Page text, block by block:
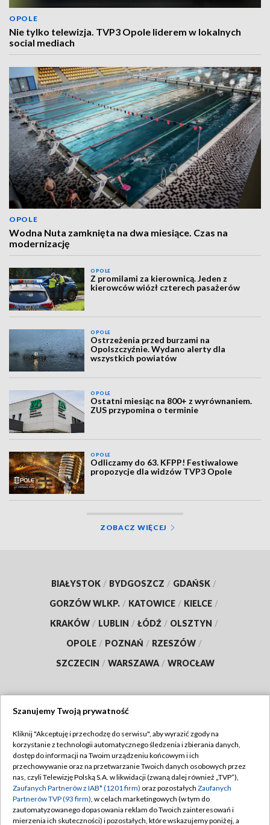
OPOLE
Nie tylko telewizja. TVP3 Opole liderem w lokalnych
social mediach
OPOLE
Wodna Nuta zamknięta na dwa miesiące. Czas na
modernizację
OPOLE
Z promilami za kierownicą. Jeden z
kierowców wiózł czterech pasażerów
OPOLE
Ostrzeżenia przed burzami na
Opolszczyźnie. Wydano alerty dla
wszystkich powiatów
OPOLE
Ostatni miesiąc na 800+ z wyrównaniem.
ZUS przypomina o terminie
OPOLE
Odliczamy do 63. KFPP! Festiwalowe
propozycje dla widzów TVP3 Opole
ZOBACZ WIĘCEJ
BIAŁYSTOK / BYDGOSZCZ / GDAŃSK /
GORZÓW WLKP. / KATOWICE / KIELCE /
KRAKÓW / LUBLIN / ŁÓDŹ / OLSZTYN /
OPOLE / POZNAŃ / RZESZÓW /
SZCZECIN / WARSZAWA / WROCŁAW
TVP
Abonament TVP
Emisja w TVP
Centrum informacji TVP
Regulamin TVP
Polityka prywatności
Moje zgody
Szanujemy Twoją prywatność
Kliknij "Akceptuję i przechodzę do serwisu", aby wyrazić zgody na
korzystanie z technologii automatycznego śledzenia i zbierania danych,
dostęp do informacji na Twoim urządzeniu końcowym i ich
przechowywanie oraz na przetwarzanie Twoich danych osobowych przez
nas, czyli Telewizję Polską S.A. w likwidacji (zwaną dalej również „TVP”),
Zaufanych Partnerów z IAB* (1201 firm) oraz pozostałych Zaufanych
Partnerów TVP (93 firm), w celach marketingowych (w tym do
zautomatyzowanego dopasowania reklam do Twoich zainteresowań i
mierzenia ich skuteczności) i pozostałych, które wskazujemy poniżej, a